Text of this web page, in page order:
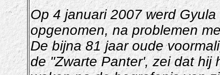
Op 4 januari 2007 werd
opgenomen, na problemen
De bijna 81 jaar oude
de "Zwarte Panter', zei dat hij